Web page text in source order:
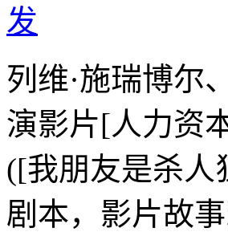
发
列维·施瑞博尔
演影片[人力资
([我朋友是杀人
剧本，影片故